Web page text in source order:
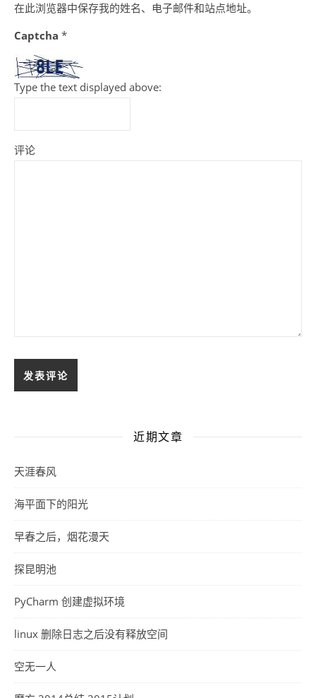
在此浏览器中保存我的姓名、电子邮件和站点地址。
Captcha *
Type the text displayed above:
评论
近期文章
天涯春风
海平面下的阳光
早春之后，烟花漫天
探昆明池
PyCharm 创建虚拟环境
linux 删除日志之后没有释放空间
空无一人